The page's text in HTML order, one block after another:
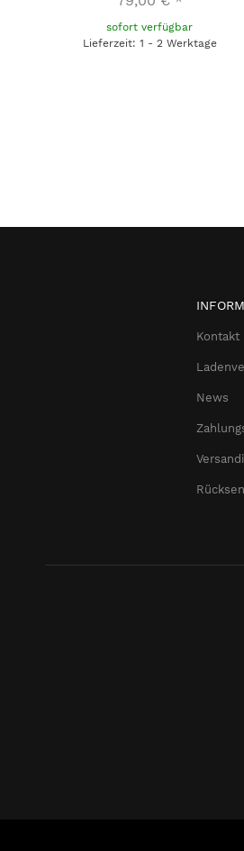
sofort verfügbar
Lieferzeit: 1 - 2 Werktage
Kontakt
News